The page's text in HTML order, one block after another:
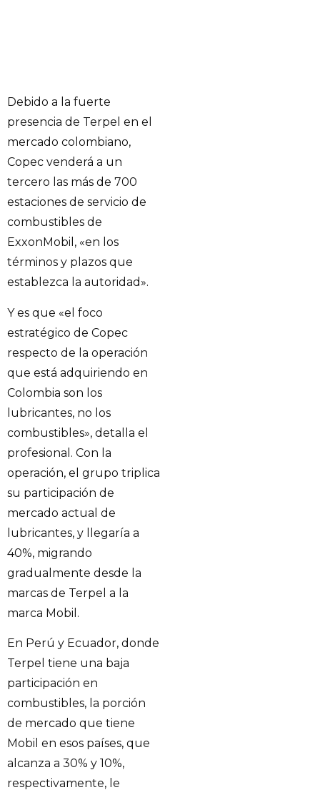
Debido a la fuerte
presencia de Terpel en el
mercado colombiano,
Copec venderá a un
tercero las más de 700
estaciones de servicio de
combustibles de
ExxonMobil, «en los
términos y plazos que
establezca la autoridad».
Y es que «el foco
estratégico de Copec
respecto de la operación
que está adquiriendo en
Colombia son los
lubricantes, no los
combustibles», detalla el
profesional. Con la
operación, el grupo triplica
su participación de
mercado actual de
lubricantes, y llegaría a
40%, migrando
gradualmente desde la
marcas de Terpel a la
marca Mobil.
En Perú y Ecuador, donde
Terpel tiene una baja
participación en
combustibles, la porción
de mercado que tiene
Mobil en esos países, que
alcanza a 30% y 10%,
respectivamente, le